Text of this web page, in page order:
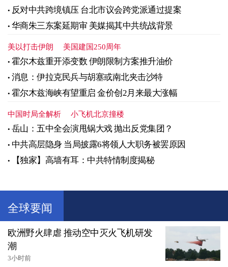
反对中共跨境镇压 台北市议会跨党派通过提案
华商朱三东案延期审 美媒揭其中共统战背景
美以打击伊朗 美国建国250周年
霍尔木兹重开添变数 伊朗限制方案推升油价
消息：伊拉克民兵与胡塞或南北夹击沙特
霍尔木兹海峡有望重启 金价创2月来最大涨幅
中国时局全解析 小飞机北京撞楼
岳山：五中全会演甩锅大戏 抛出反党集团？
中共高层隐身 当局披露6将领人大职务被罢原因
【独家】高墙有耳：中共特情制度揭秘
全球要闻
欧洲野火肆虐 推动空中灭火飞机研发
潮
3小时前